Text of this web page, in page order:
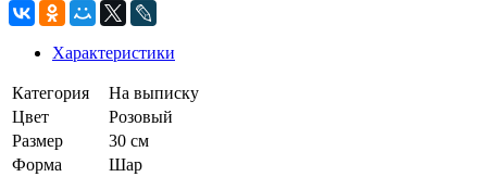
Характеристики
Категория
На выписку
Цвет
Розовый
Размер
30 см
Форма
Шар